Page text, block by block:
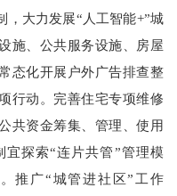
，大力发展“人工智能+”城
施、公共服务设施、房屋
态化开展户外广告排查整
行动。完善住宅专项维修
共资金筹集、管理、使用
探索“连片共管”管理模
推广“城管进社区”工作